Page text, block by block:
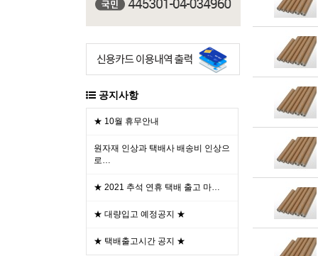
공지사항
★ 10월 휴무안내
원자재 인상과 택배사 배송비 인상으
로…
★ 2021 추석 연휴 택배 출고 마…
★ 대량입고 예정공지 ★
★ 택배출고시간 공지 ★